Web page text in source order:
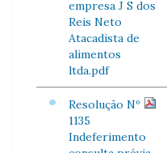
empresa J S dos
Reis Neto
Atacadista de
alimentos
ltda.pdf
Resolução Nº
1135
Indeferimento